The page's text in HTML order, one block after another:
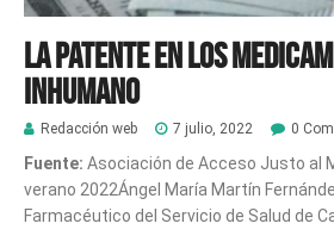
La patente en los
inhumano
Redacción web 7 julio, 2022 0
Fuente: Asociación de Acceso Justo al
verano 2022Ángel María Martín
Farmacéutico del Servicio de Salud de